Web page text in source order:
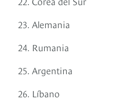
23. Alemania
24. Rumania
25. Argentina
26. Líbano